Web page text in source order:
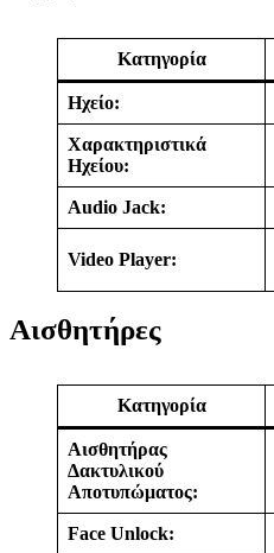
Κατηγορία
Ηχείο:
Χαρακτηριστικά
Ηχείου:
Audio Jack:
Video Player:
Αισθητήρες
Κατηγορία
Αισθητήρας
Δακτυλικού
Αποτυπώματος:
Face Unlock: